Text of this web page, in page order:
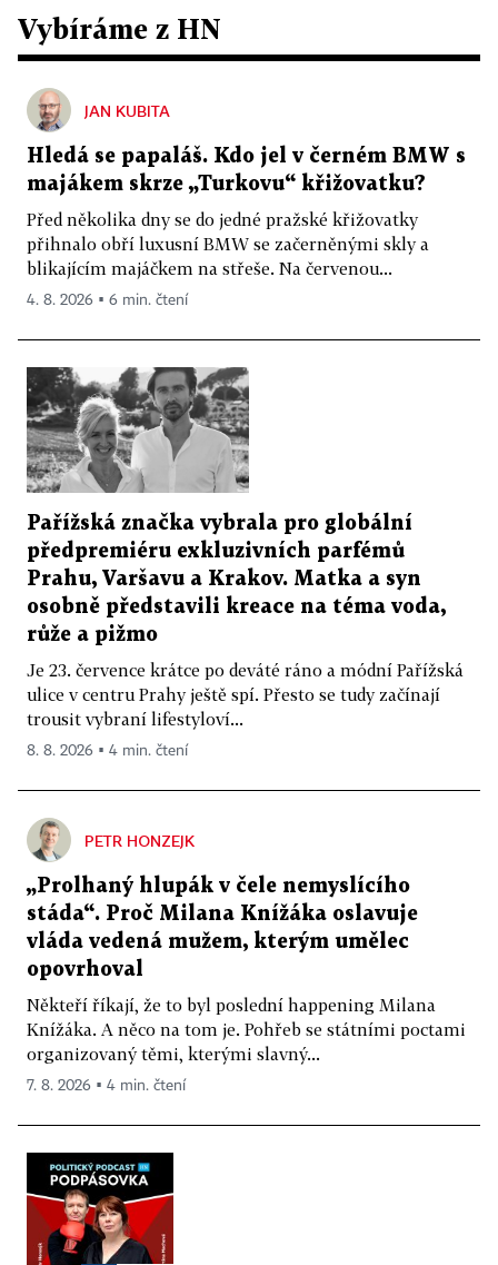
Vybíráme z HN
JAN KUBITA
Hledá se papaláš. Kdo jel v černém BMW s
majákem skrze „Turkovu“ křižovatku?
Před několika dny se do jedné pražské křižovatky
přihnalo obří luxusní BMW se začerněnými skly a
blikajícím majáčkem na střeše. Na červenou...
4. 8. 2026 ▪ 6 min. čtení
Pařížská značka vybrala pro globální
předpremiéru exkluzivních parfémů
Prahu, Varšavu a Krakov. Matka a syn
osobně představili kreace na téma voda,
růže a pižmo
Je 23. července krátce po deváté ráno a módní Pařížská
ulice v centru Prahy ještě spí. Přesto se tudy začínají
trousit vybraní lifestyloví...
8. 8. 2026 ▪ 4 min. čtení
PETR HONZEJK
„Prolhaný hlupák v čele nemyslícího
stáda“. Proč Milana Knížáka oslavuje
vláda vedená mužem, kterým umělec
opovrhoval
Někteří říkají, že to byl poslední happening Milana
Knížáka. A něco na tom je. Pohřeb se státními poctami
organizovaný těmi, kterými slavný...
7. 8. 2026 ▪ 4 min. čtení